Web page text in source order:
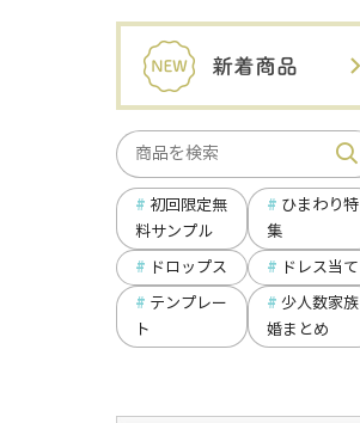
初回限定無
料サンプル
ひまわり特
集
ドロップス
ドレス当て
テンプレー
ト
少人数家族
婚まとめ